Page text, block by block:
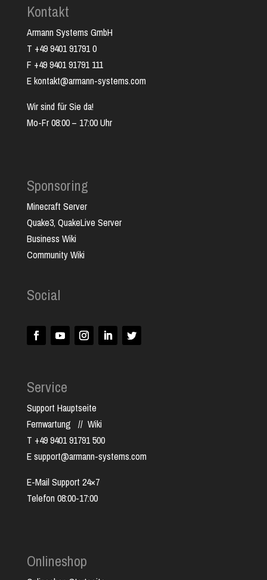
Kontakt
Armann Systems GmbH
T +49 9401 91791 0
F +49 9401 91791 111
E kontakt@armann-systems.com
Wir sind für Sie da!
Mo-Fr 08:00 – 17:00 Uhr
Sponsoring
Minecraft Server
Quake3, QuakeLive Server
Business Wiki
Community Wiki
Social
Service
Support Hauptseite
Fernwartung // Wiki
T +49 9401 91791 500
E support@armann-systems.com
E-Mail Support 24×7
Telefon 08:00-17:00
Onlineshop